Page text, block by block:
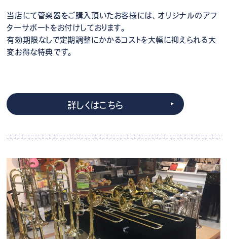
当店にて管楽器をご購入頂いたお客様には、オリジナルのアフ
ターサポートをお付けしております。
有効期限なしで定期調整にかかるコストを大幅に抑えられる大
変お得な特典です。
詳しくはこちら